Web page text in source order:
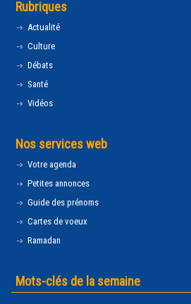
Rubriques
Actualité
Culture
Débats
Santé
Vidéos
Nos services web
Votre agenda
Petites annonces
Guide des prénoms
Cartes de voeux
Ramadan
Mots-clés de la semaine